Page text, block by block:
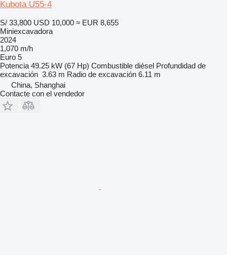
Kubota U55-4
S/ 33,800 USD 10,000 ≈ EUR 8,655
Miniexcavadora
2024
1,070 m/h
Euro 5
Potencia 49.25 kW (67 Hp) Combustible diésel Profundidad de
excavación 3.63 m Radio de excavación 6.11 m
China, Shanghai
Contacte con el vendedor